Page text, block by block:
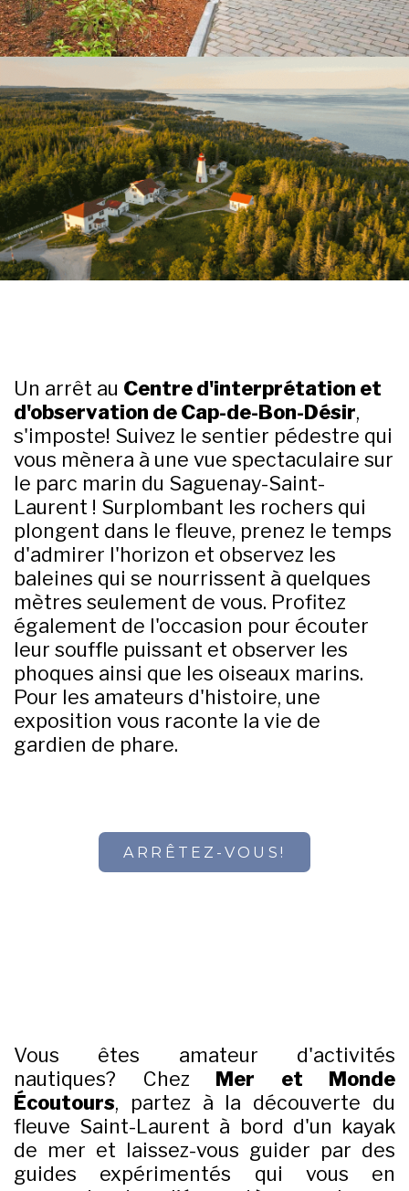
Un arrêt au Centre d'interprétation et
d'observation de Cap-de-Bon-Désir,
s'imposte! Suivez le sentier pédestre qui
vous mènera à une vue spectaculaire sur
le parc marin du Saguenay-Saint-
Laurent ! Surplombant les rochers qui
plongent dans le fleuve, prenez le temps
d'admirer l'horizon et observez les
baleines qui se nourrissent à quelques
mètres seulement de vous. Profitez
également de l'occasion pour écouter
leur souffle puissant et observer les
phoques ainsi que les oiseaux marins.
Pour les amateurs d'histoire, une
exposition vous raconte la vie de
gardien de phare.
ARRÊTEZ-VOUS!
Vous êtes amateur d'activités
nautiques? Chez Mer et Monde
Écoutours, partez à la découverte du
fleuve Saint-Laurent à bord d'un kayak
de mer et laissez-vous guider par des
guides expérimentés qui vous en